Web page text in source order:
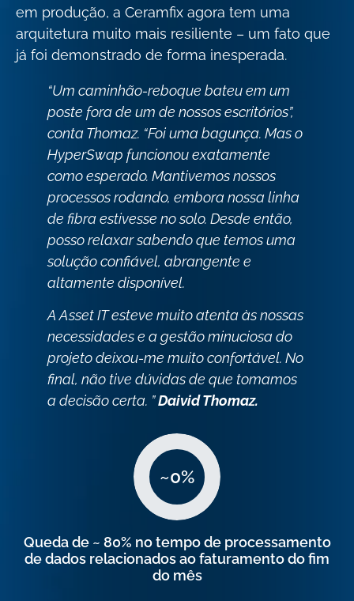
em produção, a Ceramfix agora tem uma
arquitetura muito mais resiliente – um fato que
já foi demonstrado de forma inesperada.
“Um caminhão-reboque bateu em um
poste fora de um de nossos escritórios”,
conta Thomaz. “Foi uma bagunça. Mas o
HyperSwap funcionou exatamente
como esperado. Mantivemos nossos
processos rodando, embora nossa linha
de fibra estivesse no solo. Desde então,
posso relaxar sabendo que temos uma
solução confiável, abrangente e
altamente disponível.
A Asset IT esteve muito atenta às nossas
necessidades e a gestão minuciosa do
projeto deixou-me muito confortável. No
final, não tive dúvidas de que tomamos
a decisão certa. ”Daivid Thomaz.
~0%
Queda de ~ 80% no tempo de processamento
de dados relacionados ao faturamento do fim
do mês